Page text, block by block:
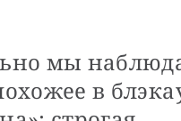
мы
в